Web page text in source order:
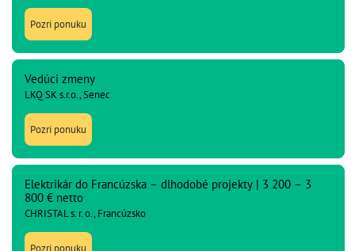
Pozri ponuku
Vedúci zmeny
LKQ SK s.r.o., Senec
Pozri ponuku
Elektrikár do Francúzska – dlhodobé projekty | 3 200 – 3
800 € netto
CHRISTAL s. r. o., Francúzsko